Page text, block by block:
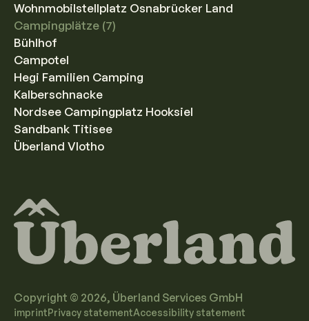
Wohnmobilstellplatz Osnabrücker Land
Campingplätze (7)
Bühlhof
Campotel
Hegi Familien Camping
Kalberschnacke
Nordsee Campingplatz Hooksiel
Sandbank Titisee
Überland Vlotho
Copyright © 2026, Überland Services GmbH
imprintPrivacy statementAccessibility statement